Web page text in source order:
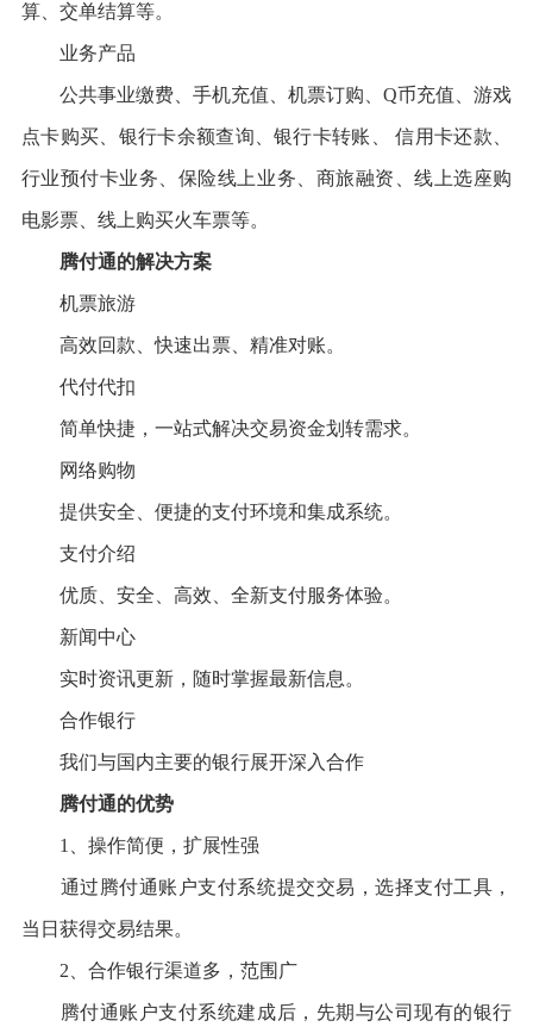
算、交单结算等。
业务产品
公共事业缴费、手机充值、机票订购、Q币充值、游戏
点卡购买、银行卡余额查询、银行卡转账、 信用卡还款、
行业预付卡业务、保险线上业务、商旅融资、线上选座购
电影票、线上购买火车票等。
腾付通的解决方案
机票旅游
高效回款、快速出票、精准对账。
代付代扣
简单快捷，一站式解决交易资金划转需求。
网络购物
提供安全、便捷的支付环境和集成系统。
支付介绍
优质、安全、高效、全新支付服务体验。
新闻中心
实时资讯更新，随时掌握最新信息。
合作银行
我们与国内主要的银行展开深入合作
腾付通的优势
1、操作简便，扩展性强
通过腾付通账户支付系统提交交易，选择支付工具，
当日获得交易结果。
2、合作银行渠道多，范围广
腾付通账户支付系统建成后，先期与公司现有的银行